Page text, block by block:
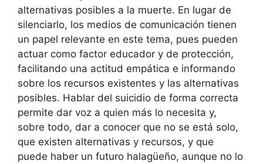
alternativas posibles a la muerte. En lugar de
silenciarlo, los medios de comunicación tienen
un papel relevante en este tema, pues pueden
actuar como factor educador y de protección,
facilitando una actitud empática e informando
sobre los recursos existentes y las alternativas
posibles. Hablar del suicidio de forma correcta
permite dar voz a quien más lo necesita y,
sobre todo, dar a conocer que no se está solo,
que existen alternativas y recursos, y que
puede haber un futuro halagüeño, aunque no lo